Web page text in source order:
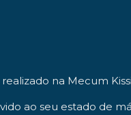
na Mecum
ao seu estado de